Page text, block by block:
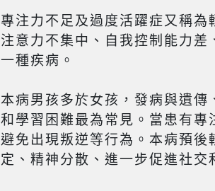
專注力不足及過度活躍症又稱
注意力不集中、自我控制能力
一種疾病。
本病男孩多於女孩，發病與遺
和學習困難最為常見。當患有專
避免出現叛逆等行為。本病預
定、精神分散、進一步促進社交